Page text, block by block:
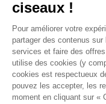
14
73.11 km
Bureau
Avenue
04100
Fermé